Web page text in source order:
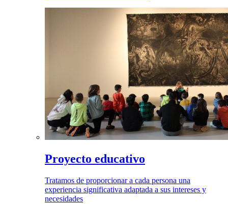
Proyecto educativo
Tratamos de proporcionar a cada persona una
experiencia significativa adaptada a sus intereses y
necesidades